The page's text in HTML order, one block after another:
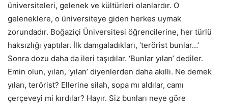
üniversiteleri, gelenek ve kültürleri olanlardır. O
geleneklere, o üniversiteye giden herkes uymak
zorundadır. Boğaziçi Üniversitesi öğrencilerine, her türlü
haksızlığı yaptılar. İlk damgaladıkları, ‘terörist bunlar…’
Sonra dozu daha da ileri taşıdılar. ‘Bunlar yılan’ dediler.
Emin olun, yılan, ‘yılan’ diyenlerden daha akıllı. Ne demek
yılan, terörist? Ellerine silah, sopa mı aldılar, camı
çerçeveyi mi kırdılar? Hayır. Siz bunları neye göre